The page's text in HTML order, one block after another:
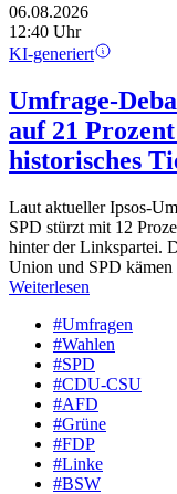
06.08.2026
12:40 Uhr
KI-generiert
Umfrage-
auf 21
historisches
Laut aktueller Ipsos-
SPD stürzt mit 12
hinter der Linkspartei.
Union und SPD kämen
Weiterlesen
#Umfragen
#Wahlen
#SPD
#CDU-CSU
#AFD
#Grüne
#FDP
#Linke
#BSW